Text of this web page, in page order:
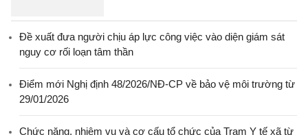
Đề xuất đưa người chịu áp lực công việc vào diện giám sát
nguy cơ rối loạn tâm thần
Điểm mới Nghị định 48/2026/NĐ-CP về bảo vệ môi trường từ
29/01/2026
Chức năng, nhiệm vụ và cơ cấu tổ chức của Trạm Y tế xã từ